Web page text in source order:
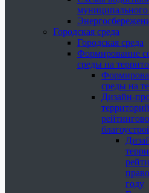
муниципального
Городская среда
Городская среда
Формирование
среды на
среды на
Дизайн-
году